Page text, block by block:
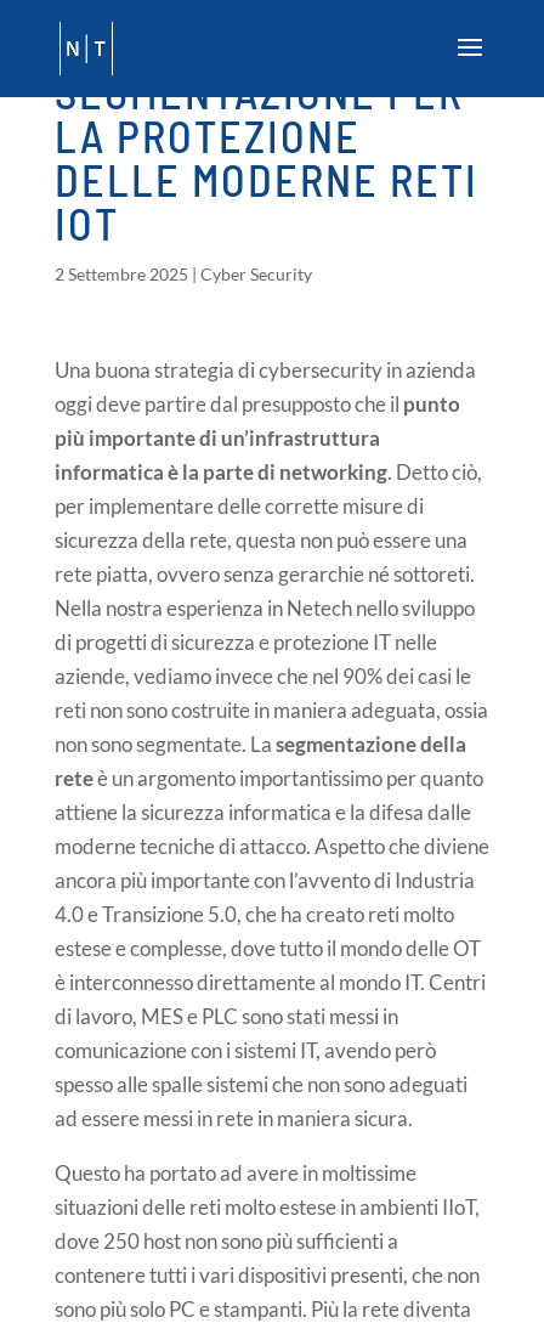
SEGMENTAZIONE PER
LA PROTEZIONE
DELLE MODERNE RETI
IOT
2 Settembre 2025 | Cyber Security
Una buona strategia di cybersecurity in azienda
oggi deve partire dal presupposto che il punto
più importante di un’infrastruttura
informatica è la parte di networking. Detto ciò,
per implementare delle corrette misure di
sicurezza della rete, questa non può essere una
rete piatta, ovvero senza gerarchie né sottoreti.
Nella nostra esperienza in Netech nello sviluppo
di progetti di sicurezza e protezione IT nelle
aziende, vediamo invece che nel 90% dei casi le
reti non sono costruite in maniera adeguata, ossia
non sono segmentate. Lasegmentazione della
reteè un argomento importantissimo per quanto
attiene la sicurezza informatica e la difesa dalle
moderne tecniche di attacco. Aspetto che diviene
ancora più importante con l’avvento di Industria
4.0 e Transizione 5.0, che ha creato reti molto
estese e complesse, dove tutto il mondo delle OT
è interconnesso direttamente al mondo IT. Centri
di lavoro, MES e PLC sono stati messi in
comunicazione con i sistemi IT, avendo però
spesso alle spalle sistemi che non sono adeguati
ad essere messi in rete in maniera sicura.
Questo ha portato ad avere in moltissime
situazioni delle reti molto estese in ambienti IIoT,
dove 250 host non sono più sufficienti a
contenere tutti i vari dispositivi presenti, che non
sono più solo PC e stampanti. Più la rete diventa